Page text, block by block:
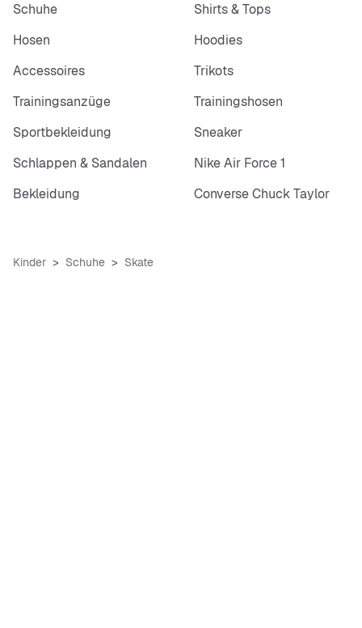
Schuhe
Shirts & Tops
Hosen
Hoodies
Accessoires
Trikots
Trainingsanzüge
Trainingshosen
Sportbekleidung
Sneaker
Schlappen & Sandalen
Nike Air Force 1
Bekleidung
Converse Chuck Taylor
Kinder Schuhe Skate